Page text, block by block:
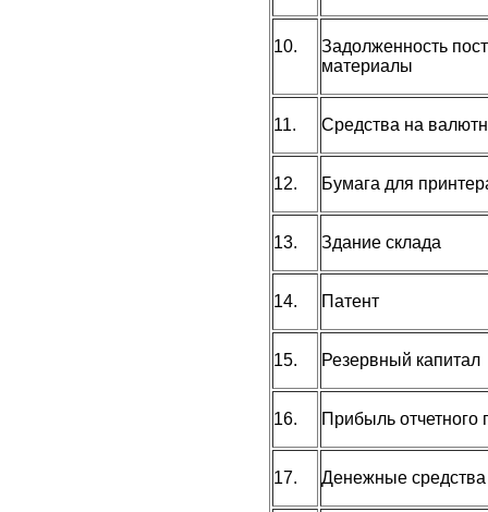
10.
Задолженность
материалы
11. Средства на
12. Бумага для
13. Здание склада
14. Патент
15. Резервный капитал
16. Прибыль отчетного
17. Денежные средства